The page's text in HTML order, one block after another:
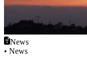
News
• News